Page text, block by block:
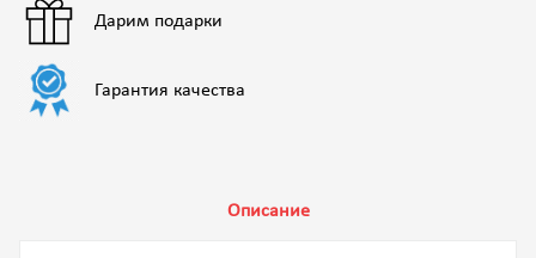
Дарим подарки
Гарантия качества
Описание